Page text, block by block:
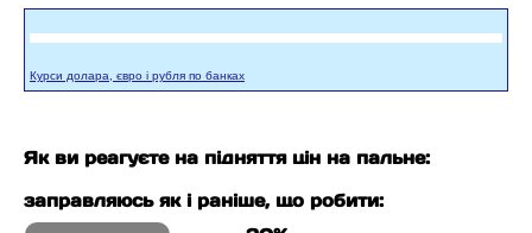
Курси долара, євро і рубля по банках
Як ви реагуєте на підняття цін на пальне:
заправляюсь як і раніше, що робити: